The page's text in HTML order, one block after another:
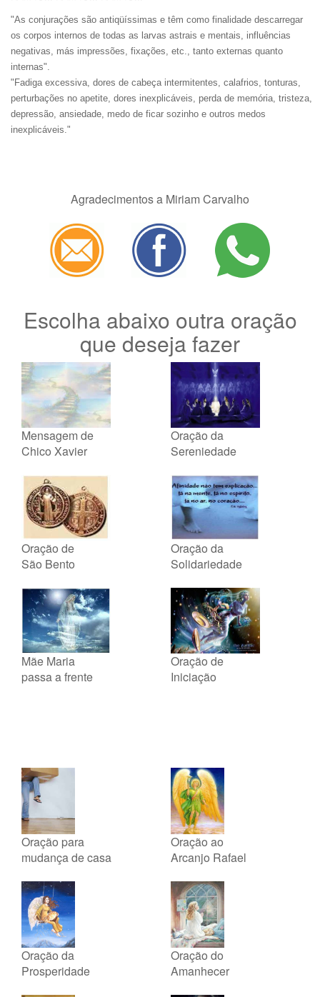
"As conjurações são antiqüíssimas e têm como finalidade descarregar
os corpos internos de todas as larvas astrais e mentais, influências
negativas, más impressões, fixações, etc., tanto externas quanto
internas".
"Fadiga excessiva, dores de cabeça intermitentes, calafrios, tonturas,
perturbações no apetite, dores inexplicáveis, perda de memória, tristeza,
depressão, ansiedade, medo de ficar sozinho e outros medos
inexplicáveis."
Agradecimentos a Miriam Carvalho
Escolha abaixo outra oração
que deseja fazer
Mensagem de
Chico Xavier
Oração da
Sereniedade
Oração de
São Bento
Oração da
Solidariedade
Mãe Maria
passa a frente
Oração de
Iniciação
Oração para
mudança de casa
Oração ao
Arcanjo Rafael
Oração da
Prosperidade
Oração do
Amanhecer